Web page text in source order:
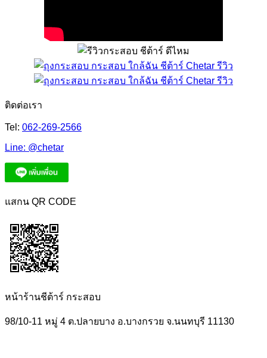
ติดต่อเรา
Tel: 062-269-2566
Line: @chetar
แสกน QR CODE
หน้าร้านชีต้าร์ กระสอบ
98/10-11 หมู่ 4 ต.ปลายบาง อ.บางกรวย จ.นนทบุรี 11130